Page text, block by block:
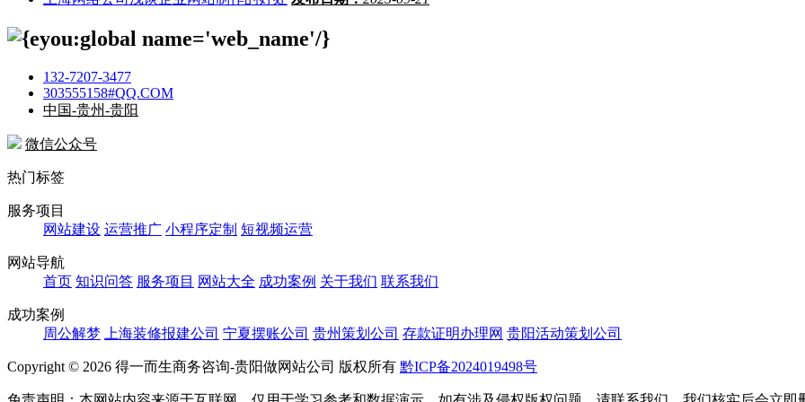
132-7207-3477
303555158#QQ.COM
中国-贵州-贵阳
微信公众号
热门标签
服务项目
网站建设 运营推广 小程序定制 短视频运营
网站导航
首页 知识问答 服务项目 网站大全 成功案例 关于我们 联系我们
成功案例
周公解梦
上海装修报建公司 宁夏摆账公司 贵州策划公司 存款证明办理网 贵阳活动策划公司
Copyright © 2026 得一而生商务咨询-贵阳做网站公司 版权所有 黔ICP备2024019498号